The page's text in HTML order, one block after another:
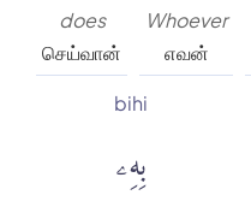
Whoever
எவன்
does
செய்வான்
bihi
بِهِۦ